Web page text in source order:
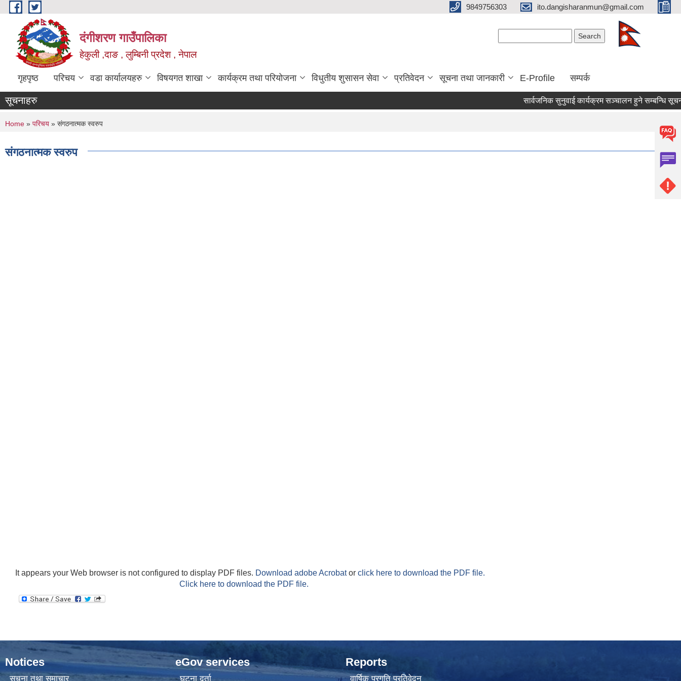
Skip to main content 9849756303 ito.dangisharanmun@gmail.com
दंगीशरण गाउँपालिका
हेकुली ,दाङ , लुम्बिनी प्रदेश , नेपाल
गृहपृष्ठ परिचय वडा कार्यालयहरु विषयगत शाखा कार्यक्रम तथा परियोजना विधुतीय शुसासन सेवा प्रतिवेदन सूचना तथा जानकारी E-Profile सम्पर्क
सूचनाहरु सार्वजनिक सुनुवाई कार्यक्रम सञ्चालन हुने सम्बन्धि सूचना
You are here
Home » परिचय » संगठनात्मक स्वरुप
संगठनात्मक स्वरुप
It appears your Web browser is not configured to display PDF files. Download adobe Acrobator click here to download the PDF file.
Click here to download the PDF file.
Notices
सूचना तथा समाचार
eGov services
घटना दर्ता
Reports
वार्षिक प्रगति प्रतिवेदन